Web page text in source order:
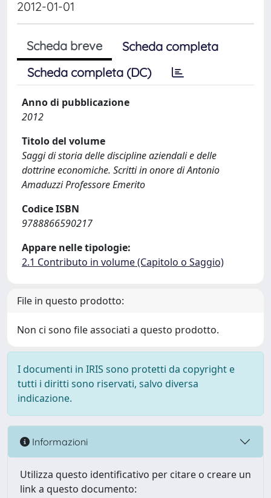
2012-01-01
Scheda breve
Scheda completa
Scheda completa (DC)
Anno di pubblicazione
2012
Titolo del volume
Saggi di storia delle discipline aziendali e delle
dottrine economiche. Scritti in onore di Antonio
Amaduzzi Professore Emerito
Codice ISBN
9788866590217
Appare nelle tipologie:
2.1 Contributo in volume (Capitolo o Saggio)
File in questo prodotto:
Non ci sono file associati a questo prodotto.
I documenti in IRIS sono protetti da copyright e
tutti i diritti sono riservati, salvo diversa
indicazione.
Informazioni
Utilizza questo identificativo per citare o creare un
link a questo documento: